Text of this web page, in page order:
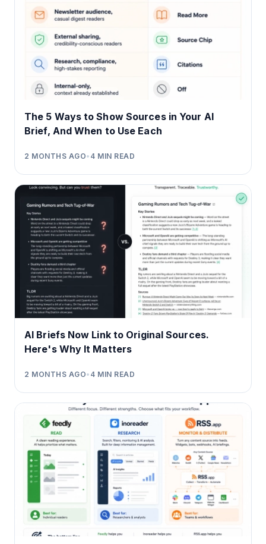
The 5 Ways to Show Sources in Your AI
Brief, And When to Use Each
2 MONTHS AGO• 4 MIN READ
AI Briefs Now Link to Original Sources.
Here's Why It Matters
2 MONTHS AGO• 4 MIN READ